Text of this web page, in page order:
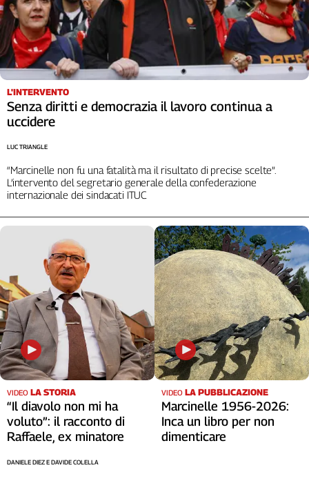
L'INTERVENTO
Senza diritti e democrazia il lavoro continua a
uccidere
“Marcinelle non fu una fatalità ma il risultato di precise scelte”.
L’intervento del segretario generale della confederazione
internazionale dei sindacati ITUC
LUC TRIANGLE
VIDEO LA STORIA
“Il diavolo non mi ha
voluto”: il racconto di
Raffaele, ex minatore
DANIELE DIEZ E DAVIDE COLELLA
VIDEO LA PUBBLICAZIONE
Marcinelle 1956-2026:
Inca un libro per non
dimenticare